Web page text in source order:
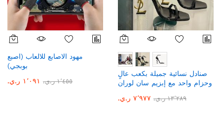
مهود الاصابع للالعاب (اصبع
بوبجي)
١٬٠٩١ ر.ي.‏
١٬٤٥٥ ر.ي.‏
صنادل نسائية جميلة بكعب عالٍ
وحزام واحد مع إبزيم سان لوران
٧٬٩٧٧ ر.ي.‏
١٣٬٢٨٩ ر.ي.‏